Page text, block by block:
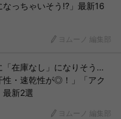
っちゃいそう!?」最新16
ヨムーノ 編集部
「在庫なし」になりそう…
性・速乾性が◎！」「アク
最新2選
ヨムーノ 編集部